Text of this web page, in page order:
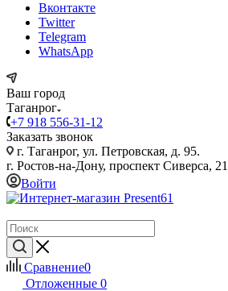
Вконтакте
Twitter
Telegram
WhatsApp
Ваш город
Таганрог
+7 918 556-31-12
Заказать звонок
г. Таганрог, ул. Петровская, д. 95.
г. Ростов-на-Дону, проспект Сиверса, 21
Войти
Сравнение0
Отложенные 0